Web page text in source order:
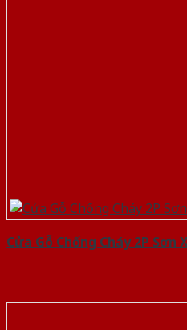
Cửa Gỗ Chống Cháy 2P Sơn